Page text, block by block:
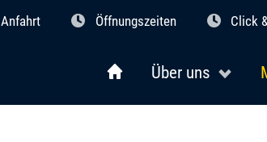
Anfahrt Öffnungszeiten Click
Über uns